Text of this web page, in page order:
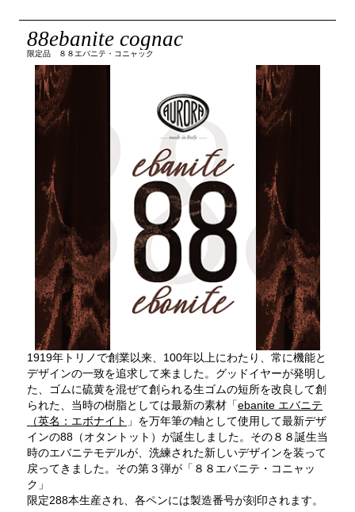
88ebanite cognac
限定品 ８８エバニテ・コニャック
1919年トリノで創業以来、100年以上にわたり、常に機能と
デザインの一致を追求して来ました。グッドイヤーが発明し
た、ゴムに硫黄を混ぜて創られる生ゴムの短所を改良して創
られた、当時の樹脂としては最新の素材「 ebanite エバニテ
（英名：エボナイト 」を万年筆の軸として使用して最新デザ
インの88（オタントット）が誕生しました。その８８誕生当
時のエバニテモデルが、洗練された新しいデザインを装って
戻ってきました。その第３弾が「８８エバニテ・コニャッ
ク」
限定288本生産され、各ペンには製造番号が刻印されます。